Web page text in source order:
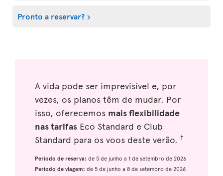
Pronto a reservar?
A vida pode ser imprevisível e, por
vezes, os planos têm de mudar. Por
isso, oferecemos mais flexibilidade
nas tarifas Eco Standard e Club
Standard para os voos deste verão. †
Período de reserva: de 5 de junho a 1 de setembro de 2026
Período de viagem: de 5 de junho a 8 de setembro de 2026